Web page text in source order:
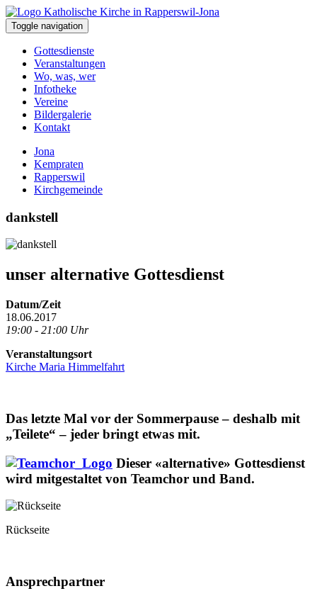
Toggle navigation
Gottesdienste
Veranstaltungen
Wo, was, wer
Infotheke
Vereine
Bildergalerie
Kontakt
Jona
Kempraten
Rapperswil
Kirchgemeinde
dankstell
unser alternative Gottesdienst
Datum/Zeit
18.06.2017
19:00 - 21:00 Uhr
Veranstaltungsort
Kirche Maria Himmelfahrt
Das letzte Mal vor der Sommerpause – deshalb mit
„Teilete“ – jeder bringt etwas mit.
Dieser «alternative» Gottesdienst
wird mitgestaltet von Teamchor und Band.
Rückseite
Ansprechpartner